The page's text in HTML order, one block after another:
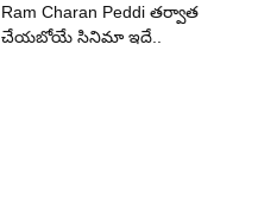
Ram Charan Peddi తర్వాత
చేయబోయే సినిమా ఇదే..